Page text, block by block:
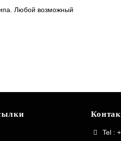
Любой возможный
Tel :